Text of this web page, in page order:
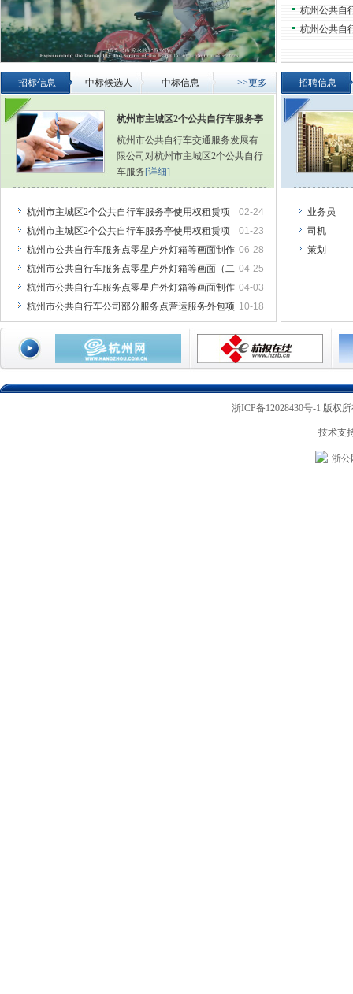
杭州公共自
杭州公共自
>>更多
招标信息 中标候选人 中标信息
杭州市主城区2个公共自行车服务亭
杭州市公共自行车交通服务发展有
限公司对杭州市主城区2个公共自行
车服务 [详细]
02-24
杭州市主城区2个公共自行车服务亭使用权租赁项
01-23
杭州市主城区2个公共自行车服务亭使用权租赁项
06-28
杭州市公共自行车服务点零星户外灯箱等画面制作
04-25
杭州市公共自行车服务点零星户外灯箱等画面（二
04-03
杭州市公共自行车服务点零星户外灯箱等画面制作
10-18
杭州市公共自行车公司部分服务点营运服务外包项
招聘信息
业务员
司机
策划
浙ICP备12028430号-1 版权
技术支
浙公